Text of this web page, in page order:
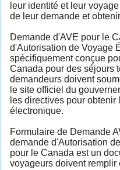
leur identité et leur
de leur demande et
Demande d'AVE pour le
d'Autorisation de Voyage
spécifiquement conçue
Canada pour des séjours
demandeurs doivent
le site officiel du
les directives pour
électronique.
Formulaire de Demande
demande d'Autorisation
pour le Canada est un
voyageurs doivent